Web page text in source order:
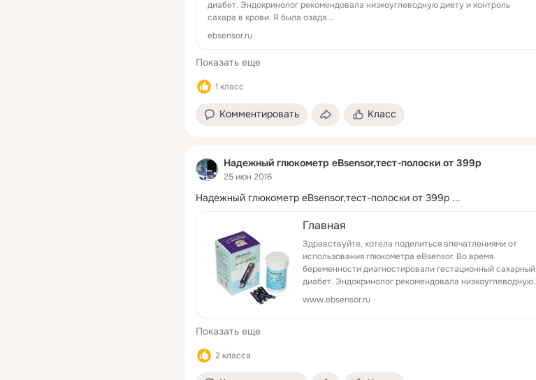
диабет. Эндокринолог рекомендовала низкоуглеводную диету и контроль
сахара в крови. Я была озада...
ebsensor.ru
Показать еще
1 класс
Комментировать Класс
Надежный глюкометр eBsensor,тест-полоски от 399р
25 июн 2016
Надежный глюкометр eBsensor,тест-полоски от 399р ...
Главная
Здравствуйте, хотела поделиться впечатлениями от
использования глюкометра eBsensor. Во время
беременности диагностировали гестационный сахарный
диабет. Эндокринолог рекомендовала низкоуглеводную
диету и контроль сахара в крови. Я была озадачена ...
www.ebsensor.ru
Показать еще
2 класса